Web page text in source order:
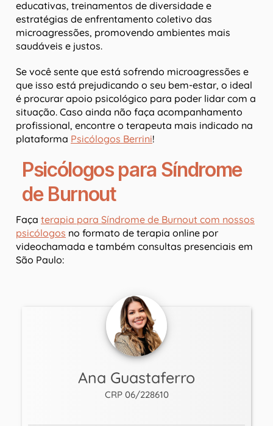
educativas, treinamentos de diversidade e
estratégias de enfrentamento coletivo das
microagressões, promovendo ambientes mais
saudáveis e justos.
Se você sente que está sofrendo microagressões e
que isso está prejudicando o seu bem-estar, o ideal
é procurar apoio psicológico para poder lidar com a
situação. Caso ainda não faça acompanhamento
profissional, encontre o terapeuta mais indicado na
plataforma Psicólogos Berrini!
Psicólogos para Síndrome
de Burnout
Faça terapia para Síndrome de Burnout com nossos
psicólogos no formato de terapia online por
videochamada e também consultas presenciais em
São Paulo:
Ana Guastaferro
CRP 06/228610